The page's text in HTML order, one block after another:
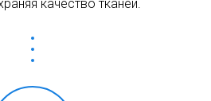
качество тканей.